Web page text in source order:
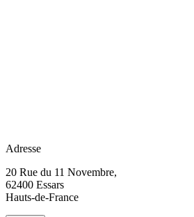
Adresse
20 Rue du 11 Novembre,
62400 Essars
Hauts-de-France